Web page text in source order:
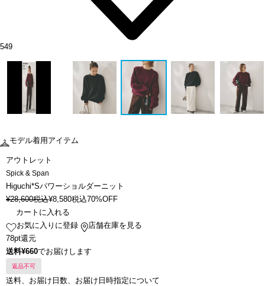
549
モデル着用アイテム
アウトレット
Spick & Span
Higuchi*Sパワーショルダーニット
¥28,600税込¥8,580税込70%OFF
カートに入れる
お気に入りに登録
店舗在庫を見る
78pt還元
送料¥660でお届けします
返品不可
送料、お届け日数、お届け日時指定について